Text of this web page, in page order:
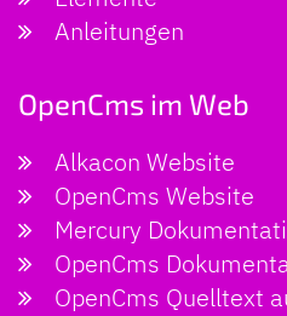
Anleitungen
OpenCms im Web
Alkacon Website
OpenCms Website
Mercury
OpenCms
OpenCms Quelltext